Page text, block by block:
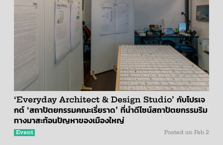
‘Everyday Architect & Design Studio’ กับโปรเจ
กต์ ‘สถาปัตยกรรมคณะเรี่ยราด’ ที่นำดีไซน์สถาปัตยกรรมริม
ทางมาสะท้อนปัญหาของเมืองใหญ่
Event Posted on Feb 2